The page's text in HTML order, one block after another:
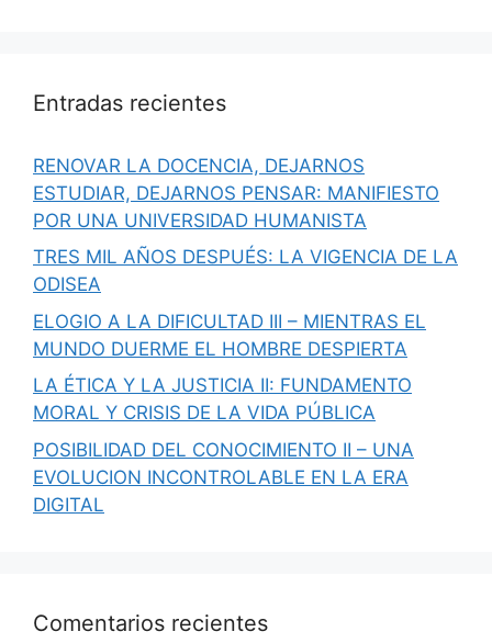
Entradas recientes
RENOVAR LA DOCENCIA, DEJARNOS
ESTUDIAR, DEJARNOS PENSAR: MANIFIESTO
POR UNA UNIVERSIDAD HUMANISTA
TRES MIL AÑOS DESPUÉS: LA VIGENCIA DE LA
ODISEA
ELOGIO A LA DIFICULTAD III – MIENTRAS EL
MUNDO DUERME EL HOMBRE DESPIERTA
LA ÉTICA Y LA JUSTICIA II: FUNDAMENTO
MORAL Y CRISIS DE LA VIDA PÚBLICA
POSIBILIDAD DEL CONOCIMIENTO II – UNA
EVOLUCION INCONTROLABLE EN LA ERA
DIGITAL
Comentarios recientes